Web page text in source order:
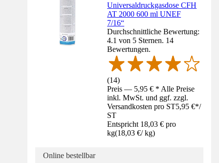
Universaldruckgasdose CFH
AT 2000 600 ml UNEF
7/16“
Durchschnittliche Bewertung:
4.1 von 5 Sternen. 14
Bewertungen.
(14)
Preis — 5,95 € * Alle Preise
inkl. MwSt. und ggf. zzgl.
Versandkosten pro ST5,95 €*/
ST
Entspricht 18,03 € pro
kg(18,03 €/ kg)
Online bestellbar